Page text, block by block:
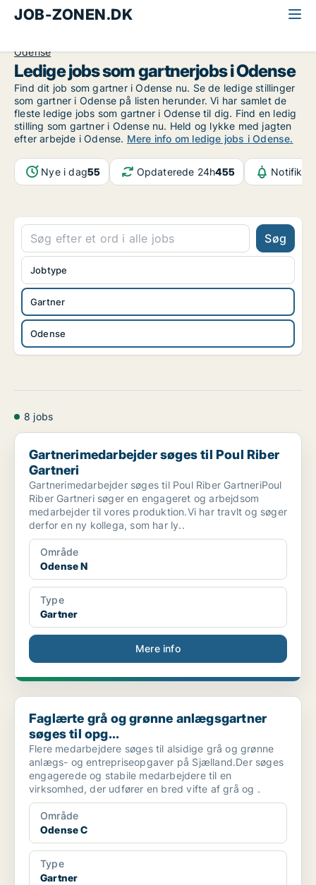
JOB-ZONEN.DK
Odense
Ledige jobs som gartnerjobs i Odense
Find dit job som gartner i Odense nu. Se de ledige stillinger
som gartner i Odense på listen herunder. Vi har samlet de
fleste ledige jobs som gartner i Odense til dig. Find en ledig
stilling som gartner i Odense nu. Held og lykke med jagten
efter arbejde i Odense. Mere info om ledige jobs i Odense.
Nye i dag55 Opdaterede 24h455
Søg
Gartner
Odense
Jobtype
8 jobs
Gartnerimedarbejder søges til Poul Riber Gartneri
Gartnerimedarbejder søges til Poul Riber
Gartneri
Gartnerimedarbejder søges til Poul Riber GartneriPoul
Riber Gartneri søger en engageret og arbejdsom
medarbejder til vores produktion.Vi har travlt og søger
derfor en ny kollega, som har ly..
Område
Odense N
Type
Gartner
Mere info
Faglærte grå og grønne anlægsgartner søges til opg...
Faglærte grå og grønne anlægsgartner
søges til opg...
Flere medarbejdere søges til alsidige grå og grønne
anlægs- og entrepriseopgaver på Sjælland.Der søges
engagerede og stabile medarbejdere til en
virksomhed, der udfører en bred vifte af grå og .
Område
Odense C
Type
Gartner